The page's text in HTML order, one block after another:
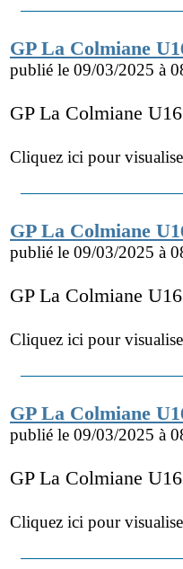
GP La Colmiane
publié le 09/03/2025 à
GP La Colmiane
Cliquez ici pour
GP La Colmiane
publié le 09/03/2025 à
GP La Colmiane
Cliquez ici pour
GP La Colmiane
publié le 09/03/2025 à
GP La Colmiane
Cliquez ici pour